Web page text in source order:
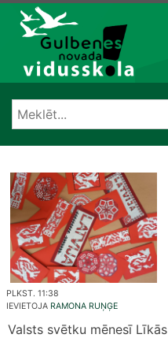
Izlaist
PLKST. 11:38
IEVIETOJA RAMONA RUŅĢE
Valsts svētku mēnesī